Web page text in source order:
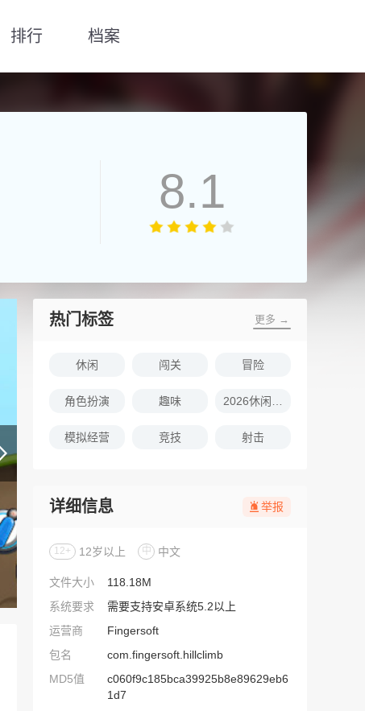
排行 档案
8.1
热门标签 更多 →
休闲 闯关 冒险
角色扮演 趣味
模拟经营 竞技 射击
详细信息 举报
12+ 12岁以上 中 中文
文件大小
118.18M
系统要求
需要支持安卓系统5.2以上
运营商
Fingersoft
包名
com.fingersoft.hillclimb
MD5值
c060f9c185bca39925b8e89629eb6
1d7